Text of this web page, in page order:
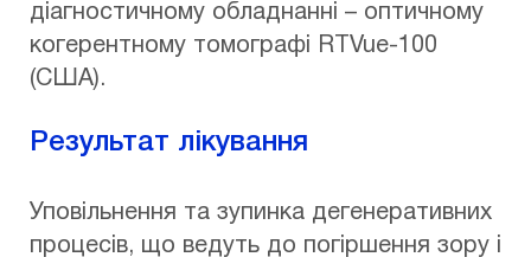
діагностичному обладнанні – оптичному
когерентному томографі RTVue-100
(США).
Результат лікування
Уповільнення та зупинка дегенеративних
процесів, що ведуть до погіршення зору і